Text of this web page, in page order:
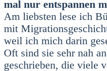
mal nur ent­span­nen
Am liebs­ten lese ich
mit
weil ich mich dar­in
Oft sind sie sehr nah
geschrie­ben, die vie­le